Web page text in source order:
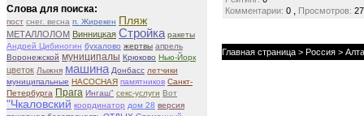
Слова для поиска:
пост снег. весна п. Жирекен Пляж
МЕТАЛЛОЛОМ Винницкая Стройка ракеты
Андрей Цибиногин бухалово жертвы апрель
Воронежской муниципалы Крюково Нью-Йорк
цветок Лыжня машина Донбасс летчики
муниципальные НАСОСНАЯ памятников Санкт-
Петербурга Прага Ингаш" секс-услуги Вот
"Чкаловский координатор дом 28 версия
Комментарии: 0 , Просмотров: 27
Главная страница > Россия >